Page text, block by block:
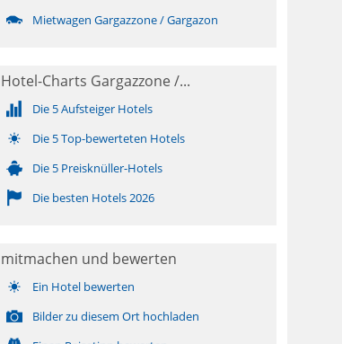
Mietwagen Gargazzone / Gargazon
Hotel-Charts Gargazzone /...
Die 5 Aufsteiger Hotels
Die 5 Top-bewerteten Hotels
Die 5 Preisknüller-Hotels
Die besten Hotels 2026
mitmachen und bewerten
Ein Hotel bewerten
Bilder zu diesem Ort hochladen